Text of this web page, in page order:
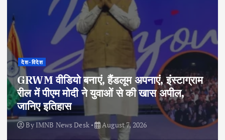
देश-विदेश
GRWM वीडियो बनाएं, हैंडलूम अपनाएं, इंस्टाग्राम
रील में पीएम मोदी ने युवाओं से की खास अपील,
जानिए इतिहास
By IMNB News Desk August 7, 2026